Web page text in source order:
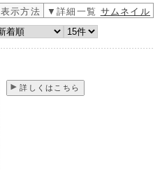
表示方法 ▼詳細一覧 サムネイル
詳しくはこちら